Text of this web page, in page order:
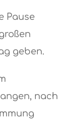
Pause
geben.
nach